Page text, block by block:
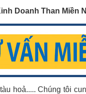
Doanh Than Miền
hoả..... Chúng tôi